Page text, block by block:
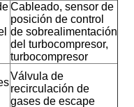
Cableado, sensor de
posición de control
de sobrealimentación
del turbocompresor,
turbocompresor
Válvula de
recirculación de
gases de escape